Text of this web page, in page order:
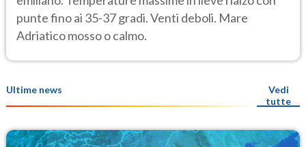
punte fino ai 35-37 gradi. Venti deboli. Mare
Adriatico mosso o calmo.
Ultime news
Vedi
tutte